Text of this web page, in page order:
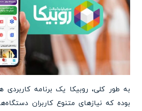
به طور کلی، روبیکا یک برنامه کاربردی
بوده که نیازهای متنوع کاربران